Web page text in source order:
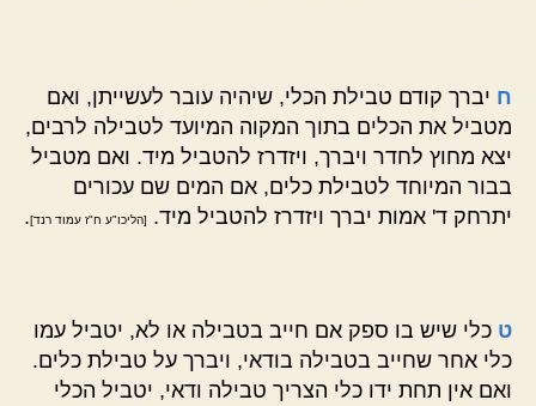
ח יברך קודם טבילת הכלי, שיהיה עובר לעשייתן, ואם
מטביל את הכלים בתוך המקוה המיועד לטבילה לרבים,
יצא מחוץ לחדר ויברך, ויזדרז להטביל מיד. ואם מטביל
בבור המיוחד לטבילת כלים, אם המים שם עכורים
יתרחק ד' אמות יברך ויזדרז להטביל מיד.
[הליכו"ע ח"ז עמוד רנד].
ט כלי שיש בו ספק אם חייב בטבילה או לא, יטביל עמו
כלי אחר שחייב בטבילה בודאי, ויברך על טבילת כלים.
ואם אין תחת ידו כלי הצריך טבילה ודאי, יטביל הכלי